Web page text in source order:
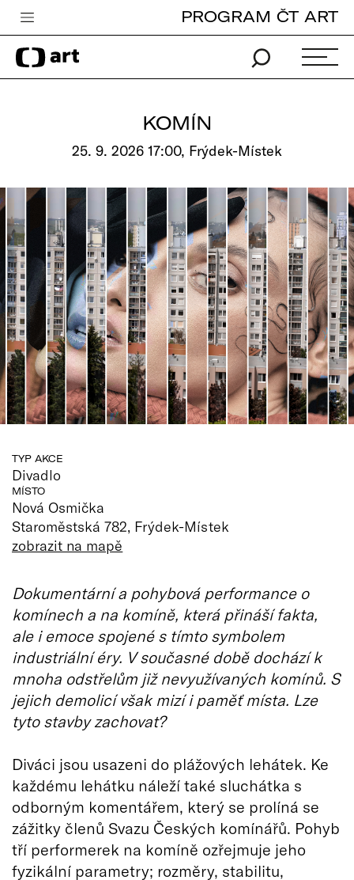
Česká televize
Zpravodajství
Pro děti
edu
Vše o ČT
PROGRAM ČT ART
KOMÍN
25. 9. 2026 17:00, Frýdek-Místek
TYP AKCE
Divadlo
MÍSTO
Nová Osmička
Staroměstská 782, Frýdek-Místek
zobrazit na mapě
Dokumentární a pohybová performance o
komínech a na komíně, která přináší fakta,
ale i emoce spojené s tímto symbolem
industriální éry. V současné době dochází k
mnoha odstřelům již nevyužívaných komínů. S
jejich demolicí však mizí i paměť místa. Lze
tyto stavby zachovat?
Diváci jsou usazeni do plážových lehátek. Ke
každému lehátku náleží také sluchátka s
odborným komentářem, který se prolíná se
zážitky členů Svazu Českých komínářů. Pohyb
tří performerek na komíně ozřejmuje jeho
fyzikální parametry; rozměry, stabilitu,